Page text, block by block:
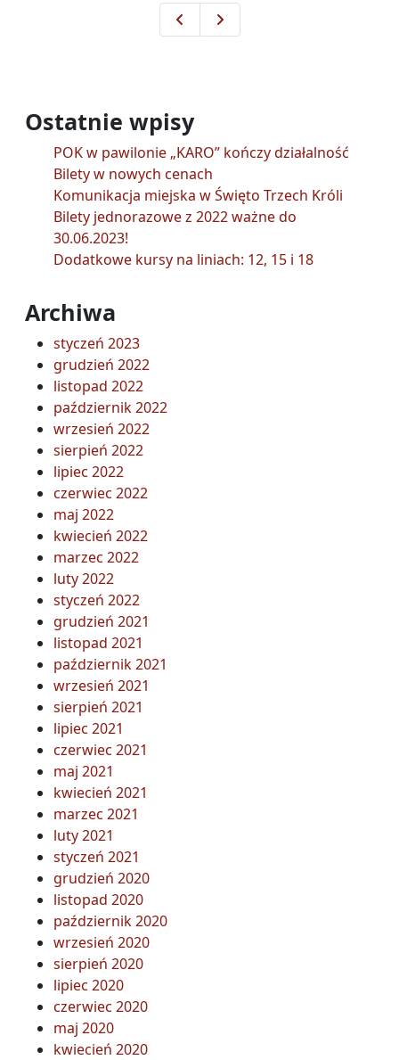
Majówka 2022
Od 30 kwietnia zmiana
Ostatnie wpisy
POK w pawilonie „KARO” kończy działalność
Bilety w nowych cenach
Komunikacja miejska w Święto Trzech Króli
Bilety jednorazowe z 2022 ważne do
30.06.2023!
Dodatkowe kursy na liniach: 12, 15 i 18
Archiwa
styczeń 2023
grudzień 2022
listopad 2022
październik 2022
wrzesień 2022
sierpień 2022
lipiec 2022
czerwiec 2022
maj 2022
kwiecień 2022
marzec 2022
luty 2022
styczeń 2022
grudzień 2021
listopad 2021
październik 2021
wrzesień 2021
sierpień 2021
lipiec 2021
czerwiec 2021
maj 2021
kwiecień 2021
marzec 2021
luty 2021
styczeń 2021
grudzień 2020
listopad 2020
październik 2020
wrzesień 2020
sierpień 2020
lipiec 2020
czerwiec 2020
maj 2020
kwiecień 2020